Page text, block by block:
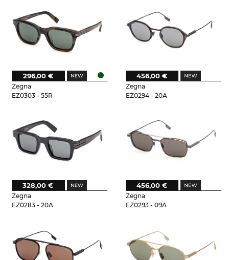
Zegna
EZ0303 - 55R
296,00 €
Zegna
EZ0294 - 20A
456,00 €
Zegna
EZ0283 - 20A
328,00 €
Zegna
EZ0293 - 09A
456,00 €